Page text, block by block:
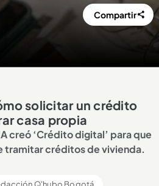
Compartir
solicitar un crédito
casa propia
creó ‘Crédito digital’ para que
tramitar créditos de vivienda.
Q'hubo Bogotá